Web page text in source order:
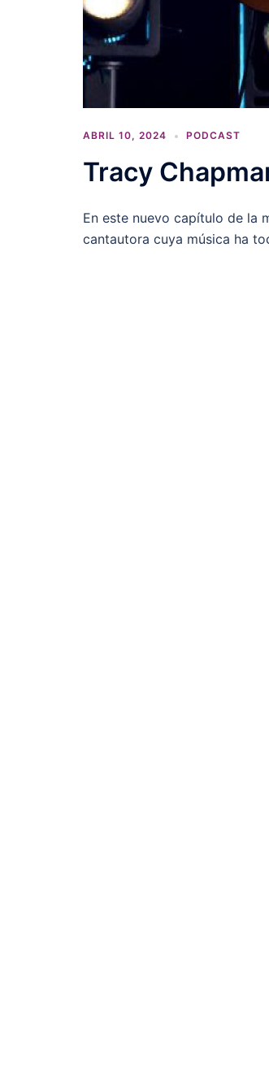
ABRIL 10, 2024 PODCAST
Tracy
En este nuevo capítulo de la
cantautora cuya música ha